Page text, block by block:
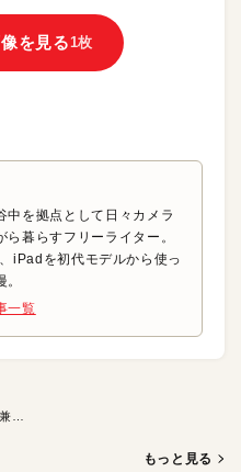
を見る1枚
中を拠点として日々カメラ
ら暮らすフリーライター。
iPadを初代モデルから使っ
一覧
もっと見る